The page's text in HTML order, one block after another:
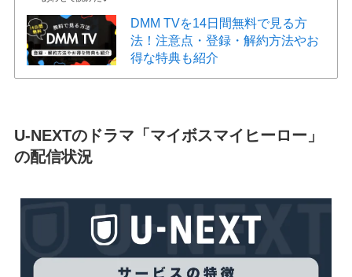
DMM TVを14日間無料で見る方
法！注意点・登録・解約方法やお
得な特典も紹介
U-NEXTのドラマ「マイボスマイヒーロー」
の配信状況